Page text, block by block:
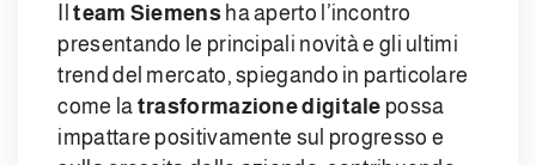
Ilteam Siemensha aperto l’incontro
presentando le principali novità e gli ultimi
trend del mercato, spiegando in particolare
come la trasformazione digitale possa
impattare positivamente sul progresso e